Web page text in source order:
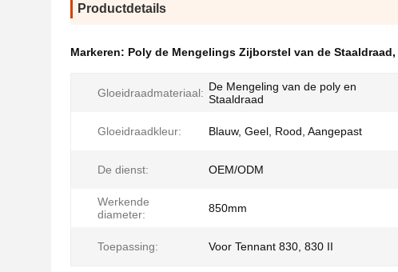
Productdetails
Markeren: Poly de Mengelings Zijborstel van de Staaldraad,
Gloeidraadmateriaal: De Mengeling van de poly en
Staaldraad
Gloeidraadkleur: Blauw, Geel, Rood, Aangepast
De dienst: OEM/ODM
Werkende
diameter:
850mm
Toepassing: Voor Tennant 830, 830 II